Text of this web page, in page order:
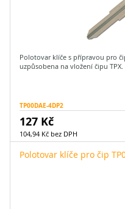
Polotovar klíče s přípravou pro
uzpůsobena na vložení čipu TPX.
TP00DAE-4DP2
127 Kč
104,94 Kč bez DPH
Polotovar klíče pro čip